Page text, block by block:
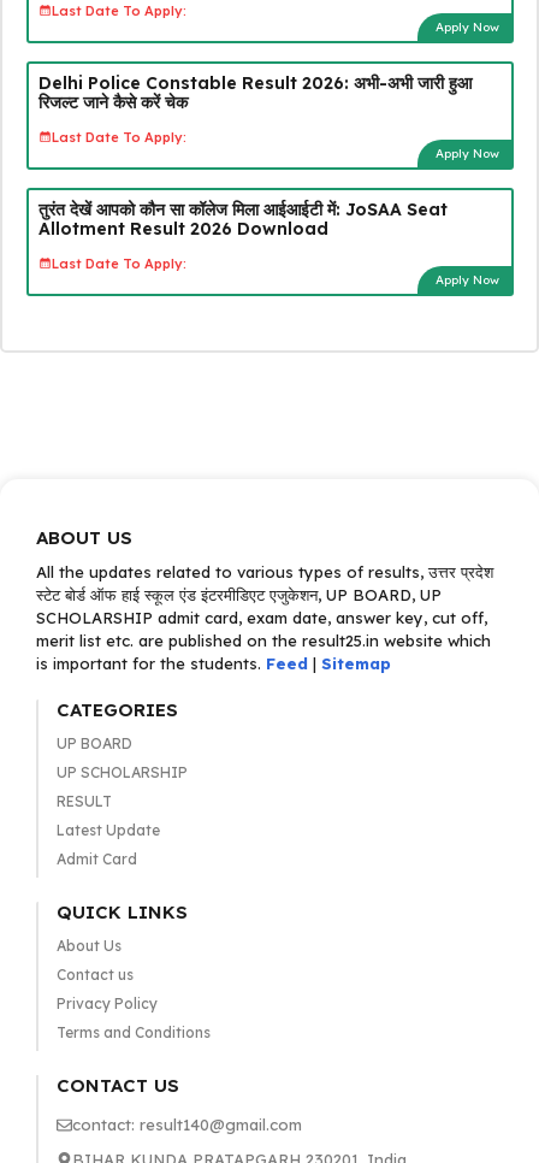
Last Date To Apply:
Apply Now
Delhi Police Constable Result 2026: अभी-अभी जारी हुआ
रिजल्ट जाने कैसे करें चेक
Last Date To Apply:
Apply Now
तुरंत देखें आपको कौन सा कॉलेज मिला आईआईटी में: JoSAA Seat
Allotment Result 2026 Download
Last Date To Apply:
Apply Now
ABOUT US
All the updates related to various types of results, उत्तर प्रदेश
स्टेट बोर्ड ऑफ हाई स्कूल एंड इंटरमीडिएट एजुकेशन, UP BOARD, UP
SCHOLARSHIP admit card, exam date, answer key, cut off,
merit list etc. are published on the result25.in website which
is important for the students. Feed | Sitemap
CATEGORIES
UP BOARD
UP SCHOLARSHIP
RESULT
Latest Update
Admit Card
QUICK LINKS
About Us
Contact us
Privacy Policy
Terms and Conditions
CONTACT US
contact: result140@gmail.com